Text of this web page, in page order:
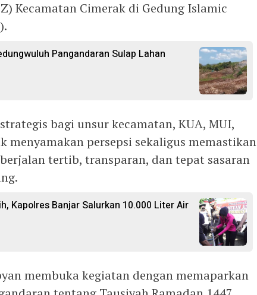
Kecamatan Cimerak di Gedung Islamic
Pangandaran Sulap Lahan
bagi unsur kecamatan, KUA, MUI,
menyamakan persepsi sekaligus memastikan
tertib, transparan, dan tepat sasaran
Kapolres Banjar Salurkan 10.000 Liter Air
membuka kegiatan dengan memaparkan